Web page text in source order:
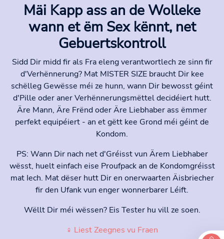
Mäi Kapp ass an de Wolleke
wann et ëm Sex kënnt, net
Gebuertskontroll
Sidd Dir midd fir als Fra eleng verantwortlech ze sinn fir
d'Verhënnerung? Mat MISTER SIZE braucht Dir kee
schëlleg Gewësse méi ze hunn, wann Dir bewosst géint
d'Pille oder aner Verhënnerungsmëttel decidéiert hutt.
Äre Mann, Äre Frënd oder Äre Liebhaber ass ëmmer
perfekt equipéiert - an et gëtt kee Grond méi géint de
Kondom.
PS: Wann Dir nach net d'Gréisst vun Ärem Liebhaber
wësst, huelt einfach eise Proufpack an de Kondomgréisst
mat Iech. Mat dëser hutt Dir en onerwaarten Äisbriecher
fir den Ufank vun enger wonnerbarer Léift.
Wëllt Dir méi wëssen? Eis Tester hu vill ze soen.
♀ Liest Zeegnes vu Fraen